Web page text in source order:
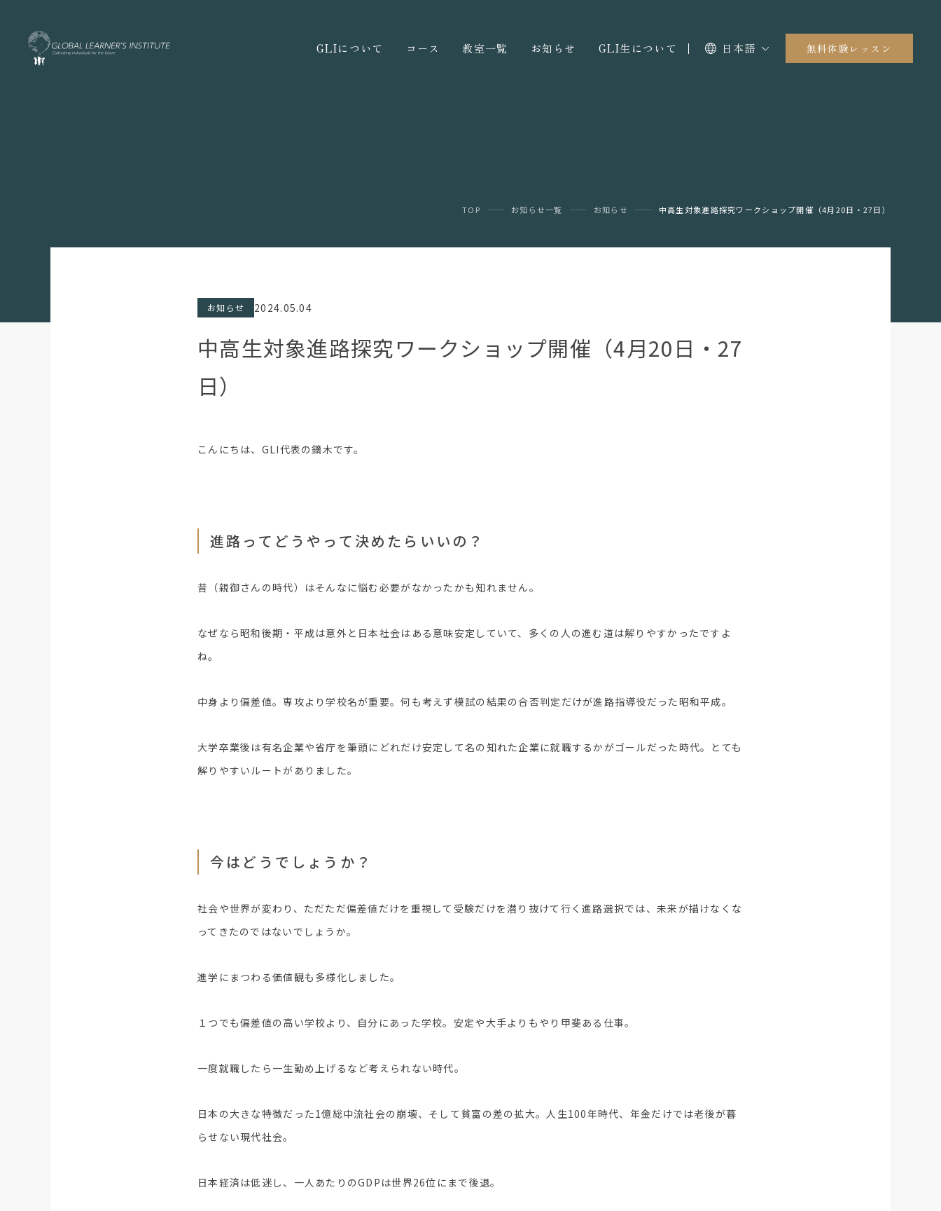
GLIについて コース 教室一覧 お知らせ GLI生について 日本語 無料体験レッスン
TOP お知らせ一覧 お知らせ 中高生対象進路探究ワークショップ開催（4月20日・27日）
お知らせ 2024.05.04
中高生対象進路探究ワークショップ開催（4月20日・27
日）
こんにちは、GLI代表の鏑木です。
進路ってどうやって決めたらいいの？
昔（親御さんの時代）はそんなに悩む必要がなかったかも知れません。
なぜなら昭和後期・平成は意外と日本社会はある意味安定していて、多くの人の進む道は解りやすかったですよ
ね。
中身より偏差値。専攻より学校名が重要。何も考えず模試の結果の合否判定だけが進路指導役だった昭和平成。
大学卒業後は有名企業や省庁を筆頭にどれだけ安定して名の知れた企業に就職するかがゴールだった時代。とても
解りやすいルートがありました。
今はどうでしょうか？
社会や世界が変わり、ただただ偏差値だけを重視して受験だけを潜り抜けて行く進路選択では、未来が描けなくな
ってきたのではないでしょうか。
進学にまつわる価値観も多様化しました。
１つでも偏差値の高い学校より、自分にあった学校。安定や大手よりもやり甲斐ある仕事。
一度就職したら一生勤め上げるなど考えられない時代。
日本の大きな特徴だった1億総中流社会の崩壊、そして貧富の差の拡大。人生100年時代、年金だけでは老後が暮
らせない現代社会。
日本経済は低迷し、一人あたりのGDPは世界26位にまで後退。